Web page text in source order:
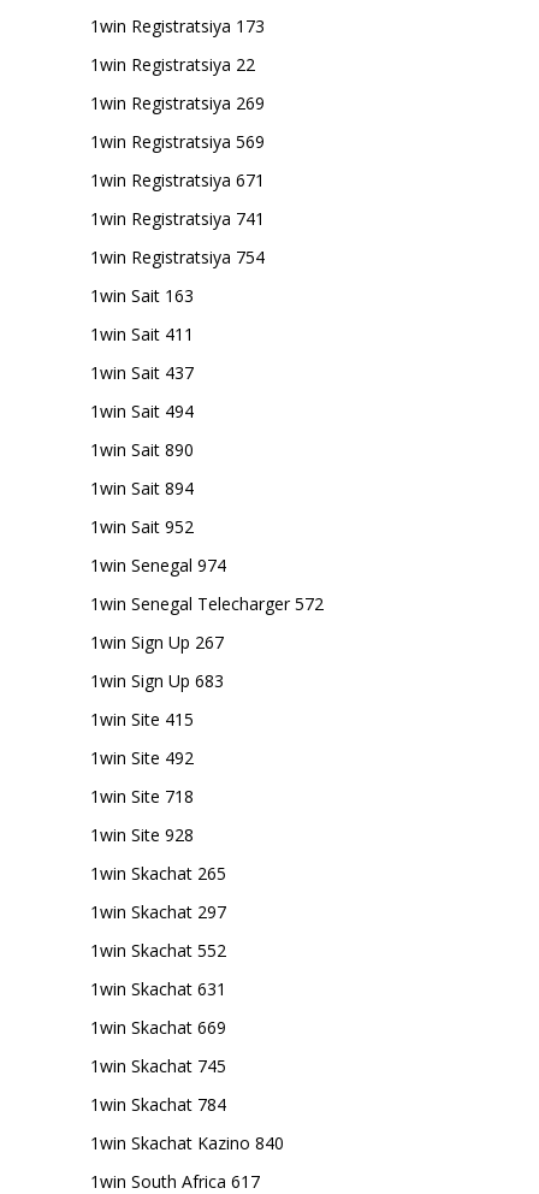
1win Registratsiya 173
1win Registratsiya 22
1win Registratsiya 269
1win Registratsiya 569
1win Registratsiya 671
1win Registratsiya 741
1win Registratsiya 754
1win Sait 163
1win Sait 411
1win Sait 437
1win Sait 494
1win Sait 890
1win Sait 894
1win Sait 952
1win Senegal 974
1win Senegal Telecharger 572
1win Sign Up 267
1win Sign Up 683
1win Site 415
1win Site 492
1win Site 718
1win Site 928
1win Skachat 265
1win Skachat 297
1win Skachat 552
1win Skachat 631
1win Skachat 669
1win Skachat 745
1win Skachat 784
1win Skachat Kazino 840
1win South Africa 617